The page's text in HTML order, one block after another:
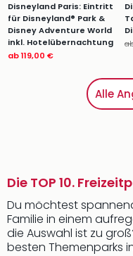
Disneyland Paris: Eintritt
für Disneyland® Park &
Disney Adventure World
inkl. Hotelübernachtung
ab119,00 €
Alle
Die TOP 10.
Du möchtest
Familie in einem
die Auswahl ist zu
besten Themenparks